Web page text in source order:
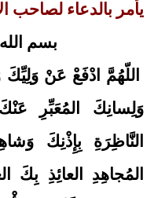
يأمر بالدعاء لصاحب
بسم
اللّهُمَّ ادْفَعْ عَنْ
وَلِسانِكَ المُعَبِّرِ
النَّاظِرَةِ بِإِذْنِكَ
المُجاهِدِ العائِذِ